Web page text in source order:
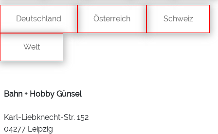
Deutschland Österreich Schweiz
Welt
Bahn + Hobby Günsel
Karl-Liebknecht-Str. 152
04277 Leipzig